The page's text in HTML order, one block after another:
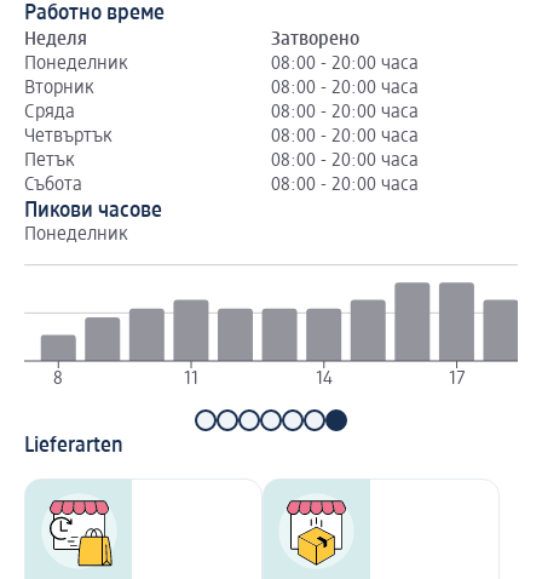
Работно време
Неделя
Затворено
Понеделник
08:00 - 20:00 часа
Вторник
08:00 - 20:00 часа
Сряда
08:00 - 20:00 часа
Четвъртък
08:00 - 20:00 часа
Петък
08:00 - 20:00 часа
Събота
08:00 - 20:00 часа
Пикови часове
Понеделник
8 11 14 17
Lieferarten